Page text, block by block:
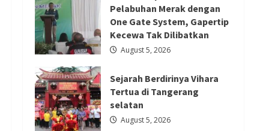
Berita Ekonomi dan Bisnis
Berita Nasional
Berita Terbaru
Perubahan Logo Bank Banten,
Transformasi Berkelanjutan
Dengan Semangat Perubahan
Redaksi 01 August 4, 2026
Perayaan
Vihara
Boen
Hay
Bio
dengan
Menampilkan
Palang
Pintu
Pelabuhan Merak dengan
One Gate System, Gapertip
Kecewa Tak Dilibatkan
August 5, 2026
Sejarah Berdirinya Vihara
Tertua di Tangerang
selatan
August 5, 2026